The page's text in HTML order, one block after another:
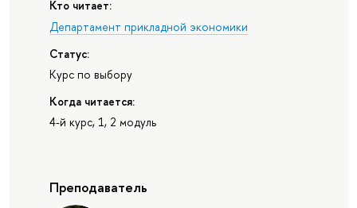
Кто читает:
Департамент прикладной экономики
Статус:
Курс по выбору
Когда читается:
4-й курс, 1, 2 модуль
Преподаватель